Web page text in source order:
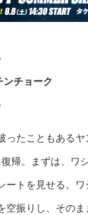
チョーク
ったこともある
帰。まずは、ワ
ートを見せる。
空振りし、その